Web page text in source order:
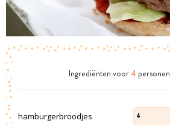
Ingrediënten voor 4 personen
hamburgerbroodjes 4